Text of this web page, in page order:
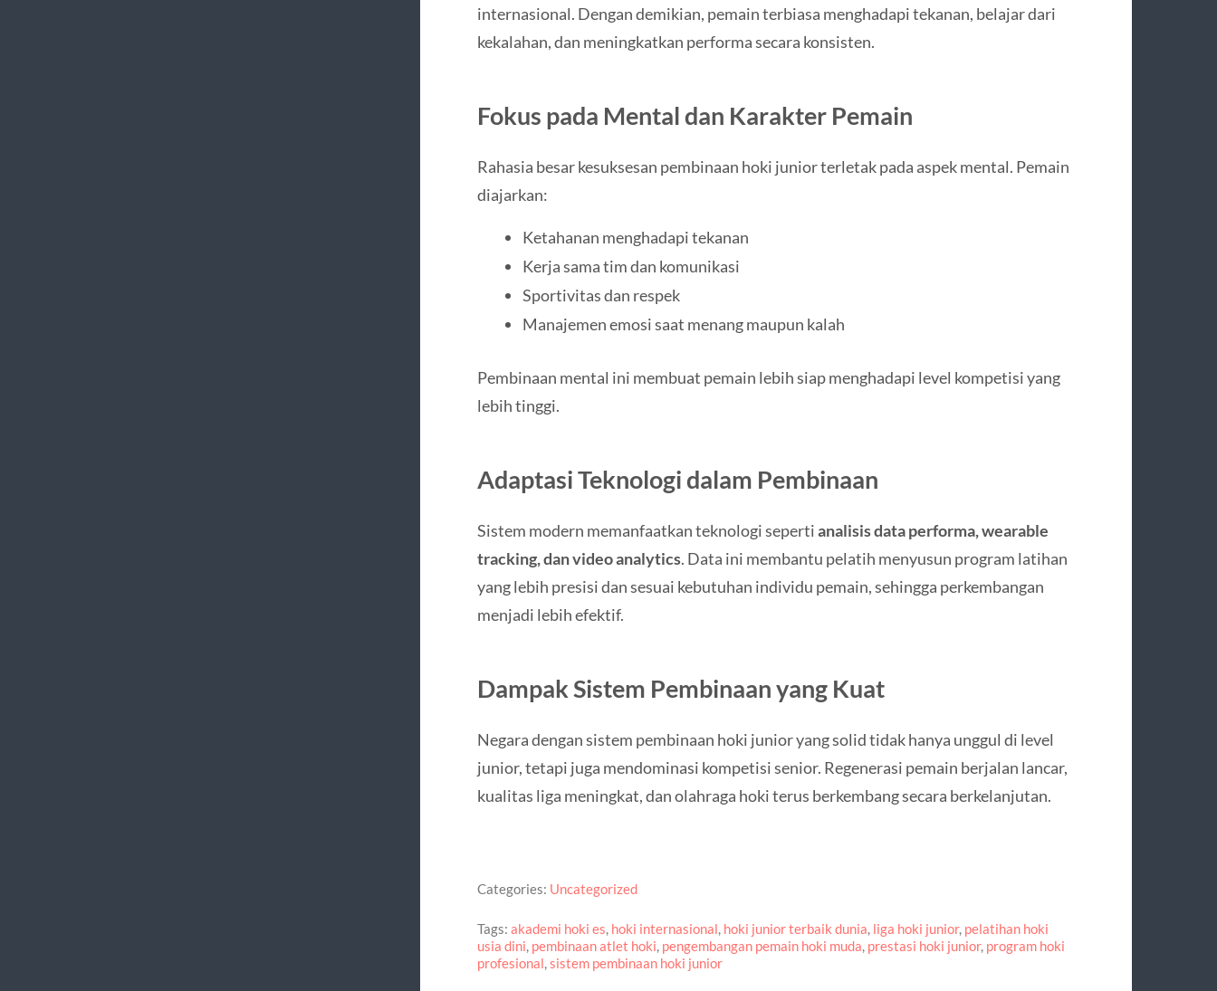
internasional. Dengan demikian, pemain terbiasa menghadapi tekanan, belajar dari
kekalahan, dan meningkatkan performa secara konsisten.
Fokus pada Mental dan Karakter Pemain
Rahasia besar kesuksesan pembinaan hoki junior terletak pada aspek mental. Pemain
diajarkan:
Ketahanan menghadapi tekanan
Kerja sama tim dan komunikasi
Sportivitas dan respek
Manajemen emosi saat menang maupun kalah
Pembinaan mental ini membuat pemain lebih siap menghadapi level kompetisi yang
lebih tinggi.
Adaptasi Teknologi dalam Pembinaan
Sistem modern memanfaatkan teknologi sepertianalisis data performa, wearable
tracking, dan video analytics. Data ini membantu pelatih menyusun program latihan
yang lebih presisi dan sesuai kebutuhan individu pemain, sehingga perkembangan
menjadi lebih efektif.
Dampak Sistem Pembinaan yang Kuat
Negara dengan sistem pembinaan hoki junior yang solid tidak hanya unggul di level
junior, tetapi juga mendominasi kompetisi senior. Regenerasi pemain berjalan lancar,
kualitas liga meningkat, dan olahraga hoki terus berkembang secara berkelanjutan.
Categories: Uncategorized
Tags: akademi hoki es, hoki internasional, hoki junior terbaik dunia, liga hoki junior, pelatihan hoki
usia dini, pembinaan atlet hoki, pengembangan pemain hoki muda, prestasi hoki junior, program hoki
profesional,sistem pembinaan hoki junior